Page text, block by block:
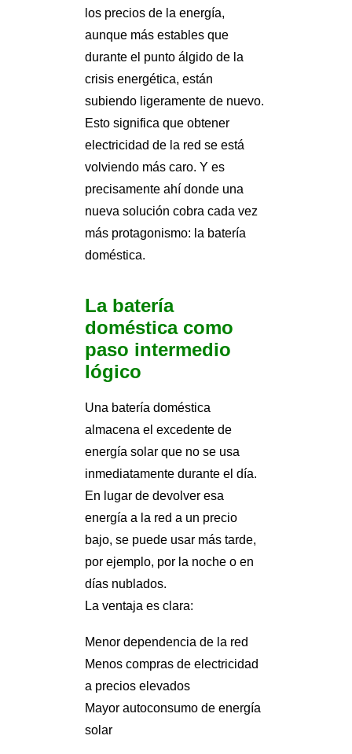
los precios de la energía,
aunque más estables que
durante el punto álgido de la
crisis energética, están
subiendo ligeramente de nuevo.
Esto significa que obtener
electricidad de la red se está
volviendo más caro. Y es
precisamente ahí donde una
nueva solución cobra cada vez
más protagonismo: la batería
doméstica.
La batería
doméstica como
paso intermedio
lógico
Una batería doméstica
almacena el excedente de
energía solar que no se usa
inmediatamente durante el día.
En lugar de devolver esa
energía a la red a un precio
bajo, se puede usar más tarde,
por ejemplo, por la noche o en
días nublados.
La ventaja es clara:
Menor dependencia de la red
Menos compras de electricidad
a precios elevados
Mayor autoconsumo de energía
solar